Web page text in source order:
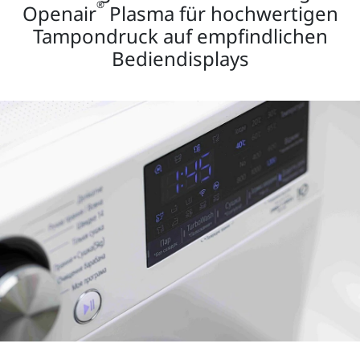
Openair®Plasma für hochwertigen
Tampondruck auf empfindlichen
Bediendisplays